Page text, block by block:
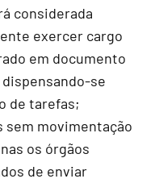
considerada
exercer cargo
em documento
se
de tarefas;
movimentação
os órgãos
de enviar